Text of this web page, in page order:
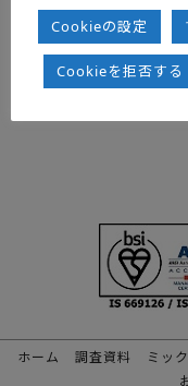
Phone
+81-3-6213-1134
Cookieの設定
Cookieを拒否する
ホーム 調査資料 ミッ